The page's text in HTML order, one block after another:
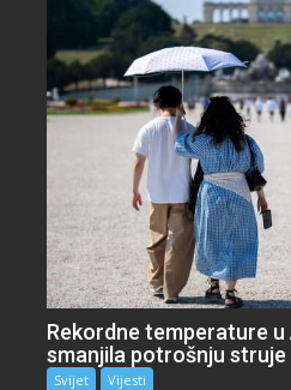
Rekordne temperature
smanjila potrošnju struje
Svijet Vijesti